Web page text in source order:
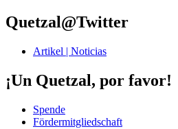
Quetzal@Twitter
Artikel | Noticias
¡Un Quetzal, por favor!
Spende
Fördermitgliedschaft